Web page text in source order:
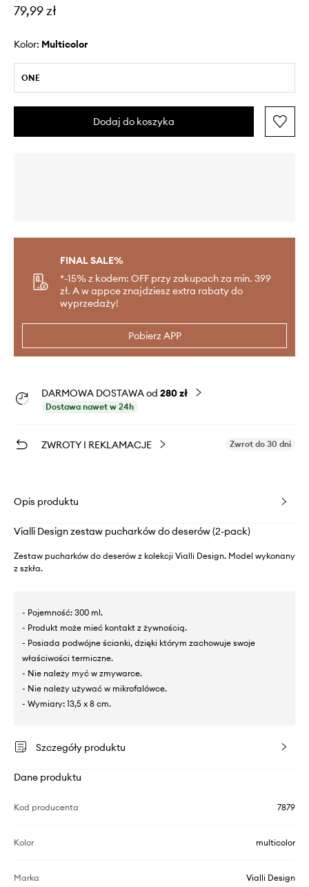
79,99 zł
Kolor: multicolor
ONE
Dodaj do koszyka
FINAL SALE%
*-15% z kodem: OFF przy zakupach za min. 399
zł. A w appce znajdziesz extra rabaty do
wyprzedaży!
Pobierz APP
DARMOWA DOSTAWA od 280 zł
Dostawa nawet w 24h
ZWROTY I REKLAMACJE Zwrot do 30 dni
Opis produktu
Vialli Design zestaw pucharków do deserów (2-pack)
Zestaw pucharków do deserów z kolekcji Vialli Design. Model wykonany
z szkła.
- Pojemność: 300 ml.
- Produkt może mieć kontakt z żywnością.
- Posiada podwójne ścianki, dzięki którym zachowuje swoje
właściwości termiczne.
- Nie należy myć w zmywarce.
- Nie należy używać w mikrofalówce.
- Wymiary: 13,5 x 8 cm.
Szczegóły produktu
Dane produktu
Kod producenta 7879
Kolor multicolor
Marka Vialli Design